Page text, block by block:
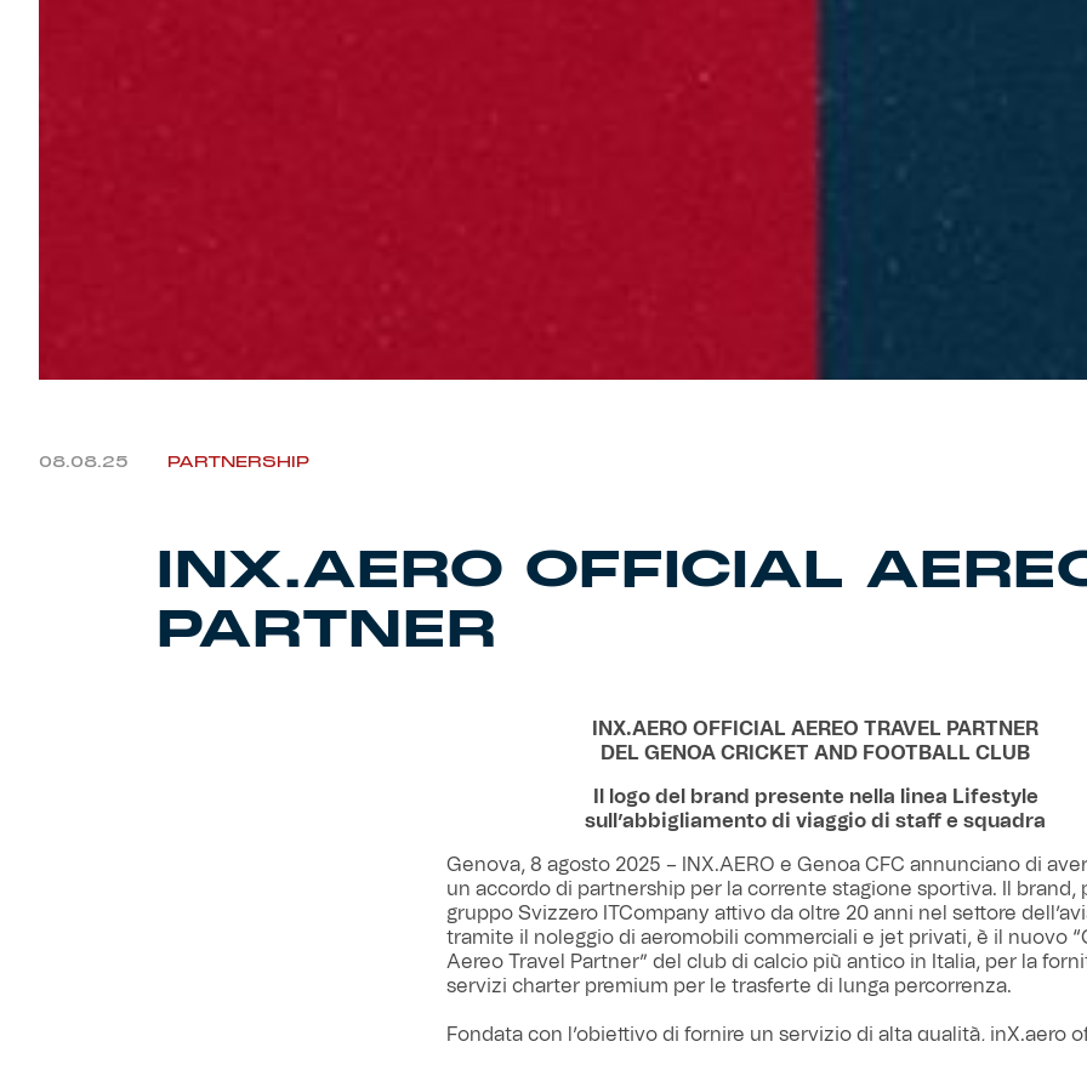
08.08.25 PARTNERSHIP
INX.AERO OFFICIAL
PARTNER
INX.AERO OFFICIAL AEREO TRAVEL PARTNER
DEL GENOA CRICKET AND FOOTBALL CLUB
Il logo del brand presente nella linea Lifestyle
sull’abbigliamento di viaggio di staff e squadra
Genova, 8 agosto 2025 – INX.AERO e Genoa CFC annunciano di
un accordo di partnership per la corrente stagione sportiva. Il brand,
gruppo Svizzero ITCompany attivo da oltre 20 anni nel settore
tramite il noleggio di aeromobili commerciali e jet privati, è il nuovo
Aereo Travel Partner” del club di calcio più antico in Italia, per la
servizi charter premium per le trasferte di lunga percorrenza.
Fondata con l’obiettivo di fornire un servizio di alta qualità, inX.aero